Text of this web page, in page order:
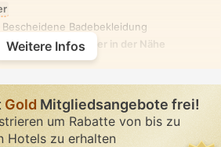
Bescheidene Badebekleidung
der Unterkunft oder in der Nähe
Weitere Infos
Gold Mitgliedsangebote frei!
um Rabatte von bis zu
Hotels zu erhalten